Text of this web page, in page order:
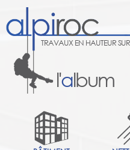
TRAVAUX EN HAUTEUR
l'album